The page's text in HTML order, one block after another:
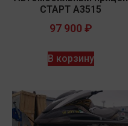
СТАРТ A3515
97 900 ₽
В корзину